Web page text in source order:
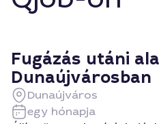
Fugázás utáni
Dunaújvárosban
Dunaújváros
egy hónapja